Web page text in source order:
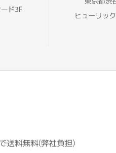
ド3F
ヒューリッ
送料無料(弊社負担)